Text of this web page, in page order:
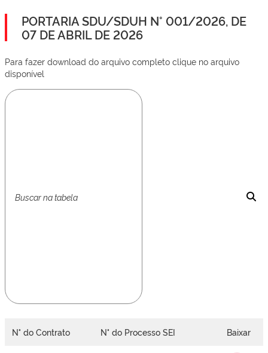
PORTARIA SDU/SDUH N° 001/2026, DE
07 DE ABRIL DE 2026
Para fazer download do arquivo completo clique no arquivo
disponível
N° do Contrato N° do Processo SEI Baixar